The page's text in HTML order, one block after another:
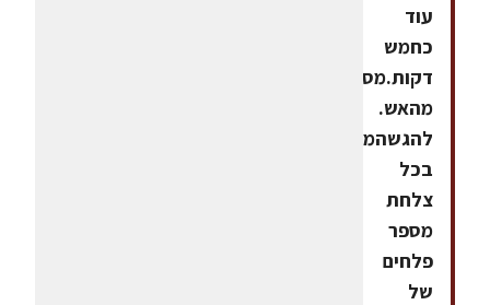
עוד
כחמש
דקות.מסירים
מהאש.
להגשהמסדרים
בכל
צלחת
מספר
פלחים
של